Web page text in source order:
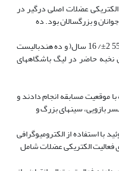
عضلات اصلی درگیر در
و بزرگسالان بود. ده
23 سال( در این تحقیق مشارکت کردند. /55 2±/ 16 سال( و ده هندبالیست
نوجوان نخبه حاضر در لیگ باشگاههای
موقعیت مسابقه انجام دادند و
بازویی، سینهای بزرگ و
با استفاده از الکترومیوگرافی
فعالیت الکتریکی عضلات شامل